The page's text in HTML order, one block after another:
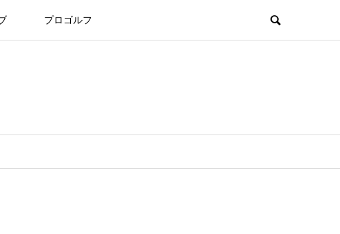
プロゴルフ